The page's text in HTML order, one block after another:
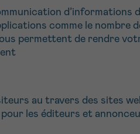
d’informations
comme le nombre
permettent de rendre
au travers des sites
les éditeurs et